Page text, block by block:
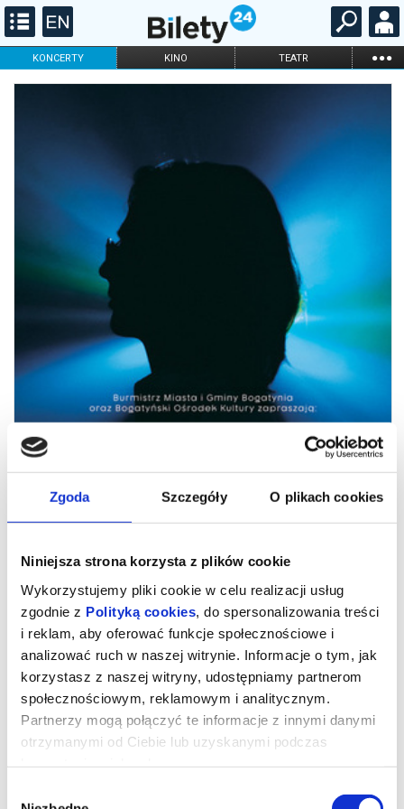
Zgoda Szczegóły O plikach cookies
Niniejsza strona korzysta z plików cookie
Wykorzystujemy pliki cookie w celu realizacji usług
zgodnie z Polityką cookies , do spersonalizowania treści
i reklam, aby oferować funkcje społecznościowe i
analizować ruch w naszej witrynie. Informacje o tym, jak
korzystasz z naszej witryny, udostępniamy partnerom
społecznościowym, reklamowym i analitycznym.
Partnerzy mogą połączyć te informacje z innymi danymi
otrzymanymi od Ciebie lub uzyskanymi podczas
KONCERTY KINO TEATR ...
FILHARMONIA OPERA I BALET
Szymon Justyński „Last Romantic
Warrior”
Burmistrz Miasta i Gminy Bogatynia Wojciech Dobrołowicz oraz
Bogatyński Ośrodek Kultury zapraszają na koncert
15 maja 2026